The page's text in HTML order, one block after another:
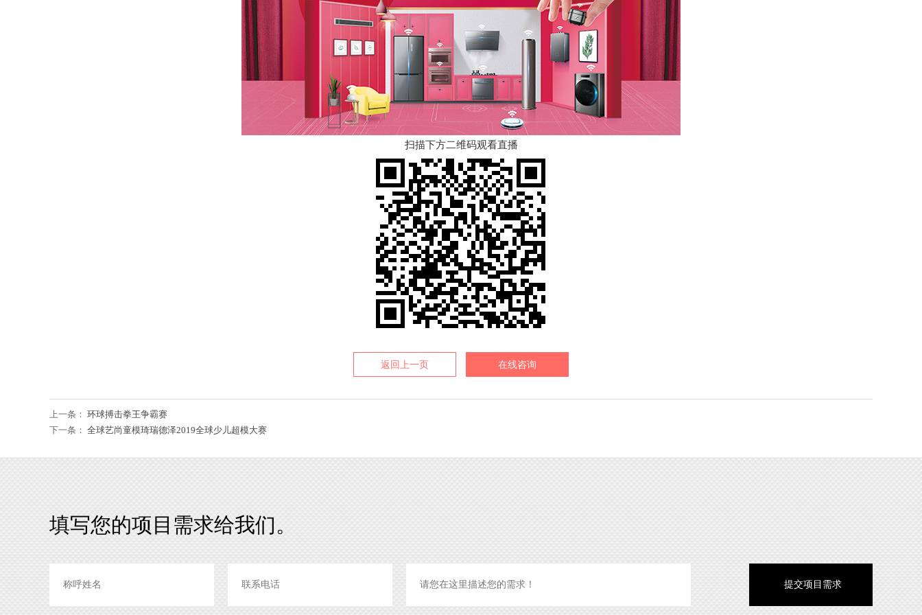
扫描下方二维码观看直播
返回上一页 在线咨询
上一条： 环球搏击拳王争霸赛
下一条： 全球艺尚童模琦瑞德泽2019全球少儿超模大赛
填写您的项目需求给我们。